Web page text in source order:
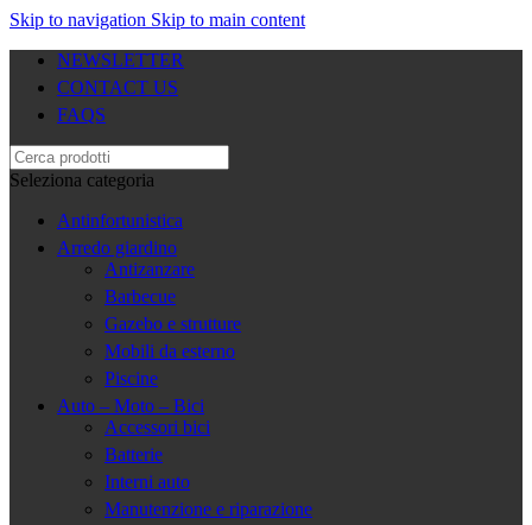
Skip to navigation Skip to main content
NEWSLETTER
CONTACT US
FAQS
Seleziona categoria
Antinfortunistica
Arredo giardino
Antizanzare
Barbecue
Gazebo e strutture
Mobili da esterno
Piscine
Auto – Moto – Bici
Accessori bici
Batterie
Interni auto
Manutenzione e riparazione